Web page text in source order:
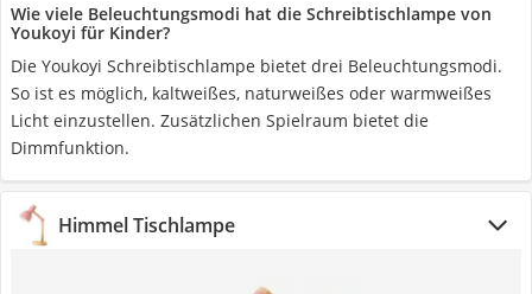
Wie viele Beleuchtungsmodi hat die Schreibtischlampe von
Youkoyi für Kinder?
Die Youkoyi Schreibtischlampe bietet drei Beleuchtungsmodi.
So ist es möglich, kaltweißes, naturweißes oder warmweißes
Licht einzustellen. Zusätzlichen Spielraum bietet die
Dimmfunktion.
Himmel Tischlampe